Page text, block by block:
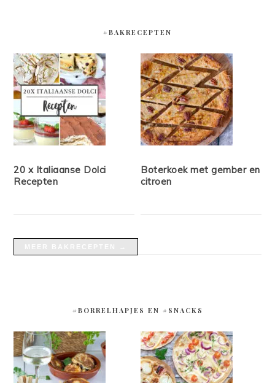
#BAKRECEPTEN
20 x Italiaanse Dolci
Recepten
Boterkoek met gember en
citroen
#BORRELHAPJES EN #SNACKS